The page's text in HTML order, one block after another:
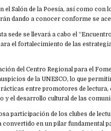
el Salón de la Poesía, así como con
dando a conocer conforme se
sede se llevará a cabo el
el fortalecimiento de las
del Centro Regional para el
de la UNESCO, lo que
entre promotores de lectura,
el desarrollo cultural de las
participación de los clubes de
convertido en un pilar fundamental